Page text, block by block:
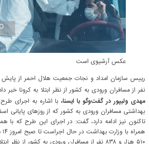
عکس آرشیوی است
نفر از مسافران ورودی به کشور از نظر ابتلا به کرونا خبر
مهدی ولیپور در گفت‌وگو با ایسنا،با اشاره به اجرای
تاکنون نیز ادامه دارد، گفت: در اجرای این طرح که با